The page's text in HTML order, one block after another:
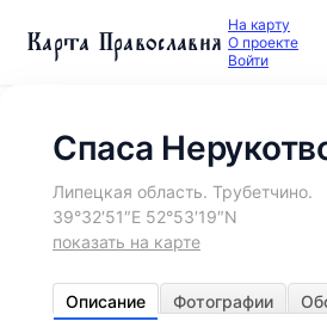
Карта Православия На карту
О проекте
Войти
Спаса
Липецкая область. Трубетчино.
39°32′51″E 52°53′19″N
показать на карте
Описание Фотографии